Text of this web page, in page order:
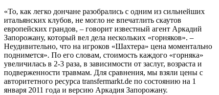
«То, как легко дончане разобрались с одним из сильнейших
итальянских клубов, не могло не впечатлить скаутов
европейских грандов, – говорит известный агент Аркадий
Запорожану, который вел дела нескольких «горняков». –
Неудивительно, что на игроков «Шахтера» цена моментально
поднимется». По его словам, стоимость каждого «горняка»
увеличилась в 2-3 раза, в зависимости от заслуг, возраста и
подверженности травмам. Для сравнения, мы взяли цены с
авторитетного ресурса transfermarkt.de по состоянию на 1
января 2011 года и версию Аркадия Запорожану.